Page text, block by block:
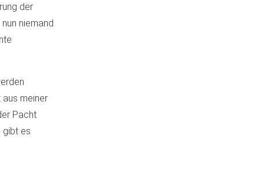
der
niemand
aus meiner
Pacht
gibt es